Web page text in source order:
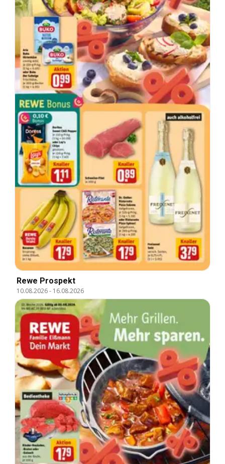
Rewe Prospekt
10.08.2026- 16.08.2026